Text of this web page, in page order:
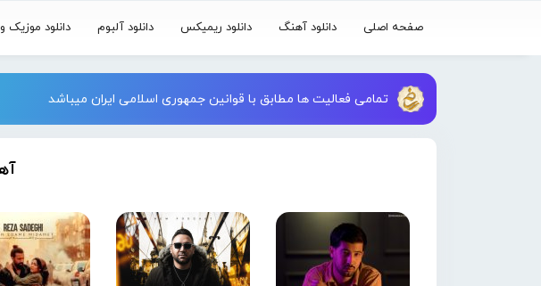
صفحه اصلی دانلود آهنگ دانلود ریمیکس دانلود آلبوم دانلود موزیک
تمامی فعالیت ها مطابق با قوانین جمهوری اسلامی ایران میباشد